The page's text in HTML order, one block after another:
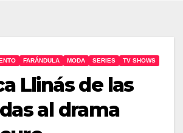
FARÁNDULA MODA SERIES TV SHOWS
Llinás de las
al drama